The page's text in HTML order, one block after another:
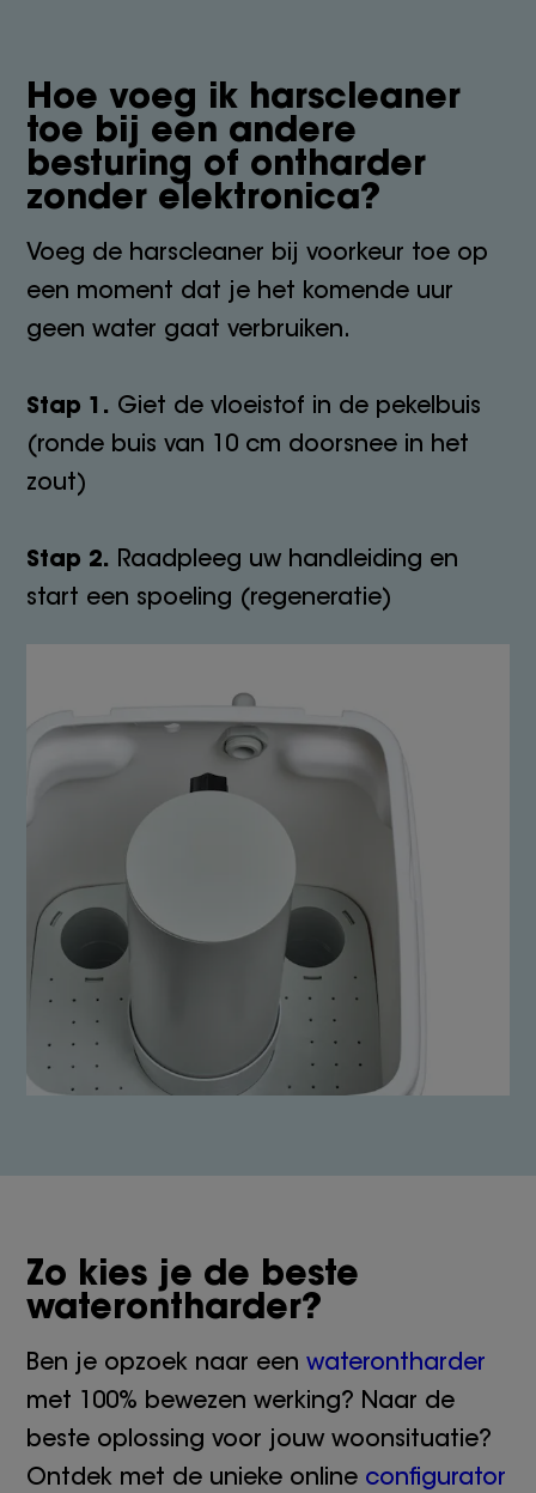
Hoe voeg ik harscleaner
toe bij een andere
besturing of ontharder
zonder elektronica?
Voeg de harscleaner bij voorkeur toe op
een moment dat je het komende uur
geen water gaat verbruiken.
Stap 1. Giet de vloeistof in de pekelbuis
(ronde buis van 10 cm doorsnee in het
zout)
Stap 2. Raadpleeg uw handleiding en
start een spoeling (regeneratie)
Zo kies je de beste
waterontharder?
Ben je opzoek naar eenwaterontharder
met 100% bewezen werking? Naar de
beste oplossing voor jouw woonsituatie?
Ontdek met de unieke online configurator